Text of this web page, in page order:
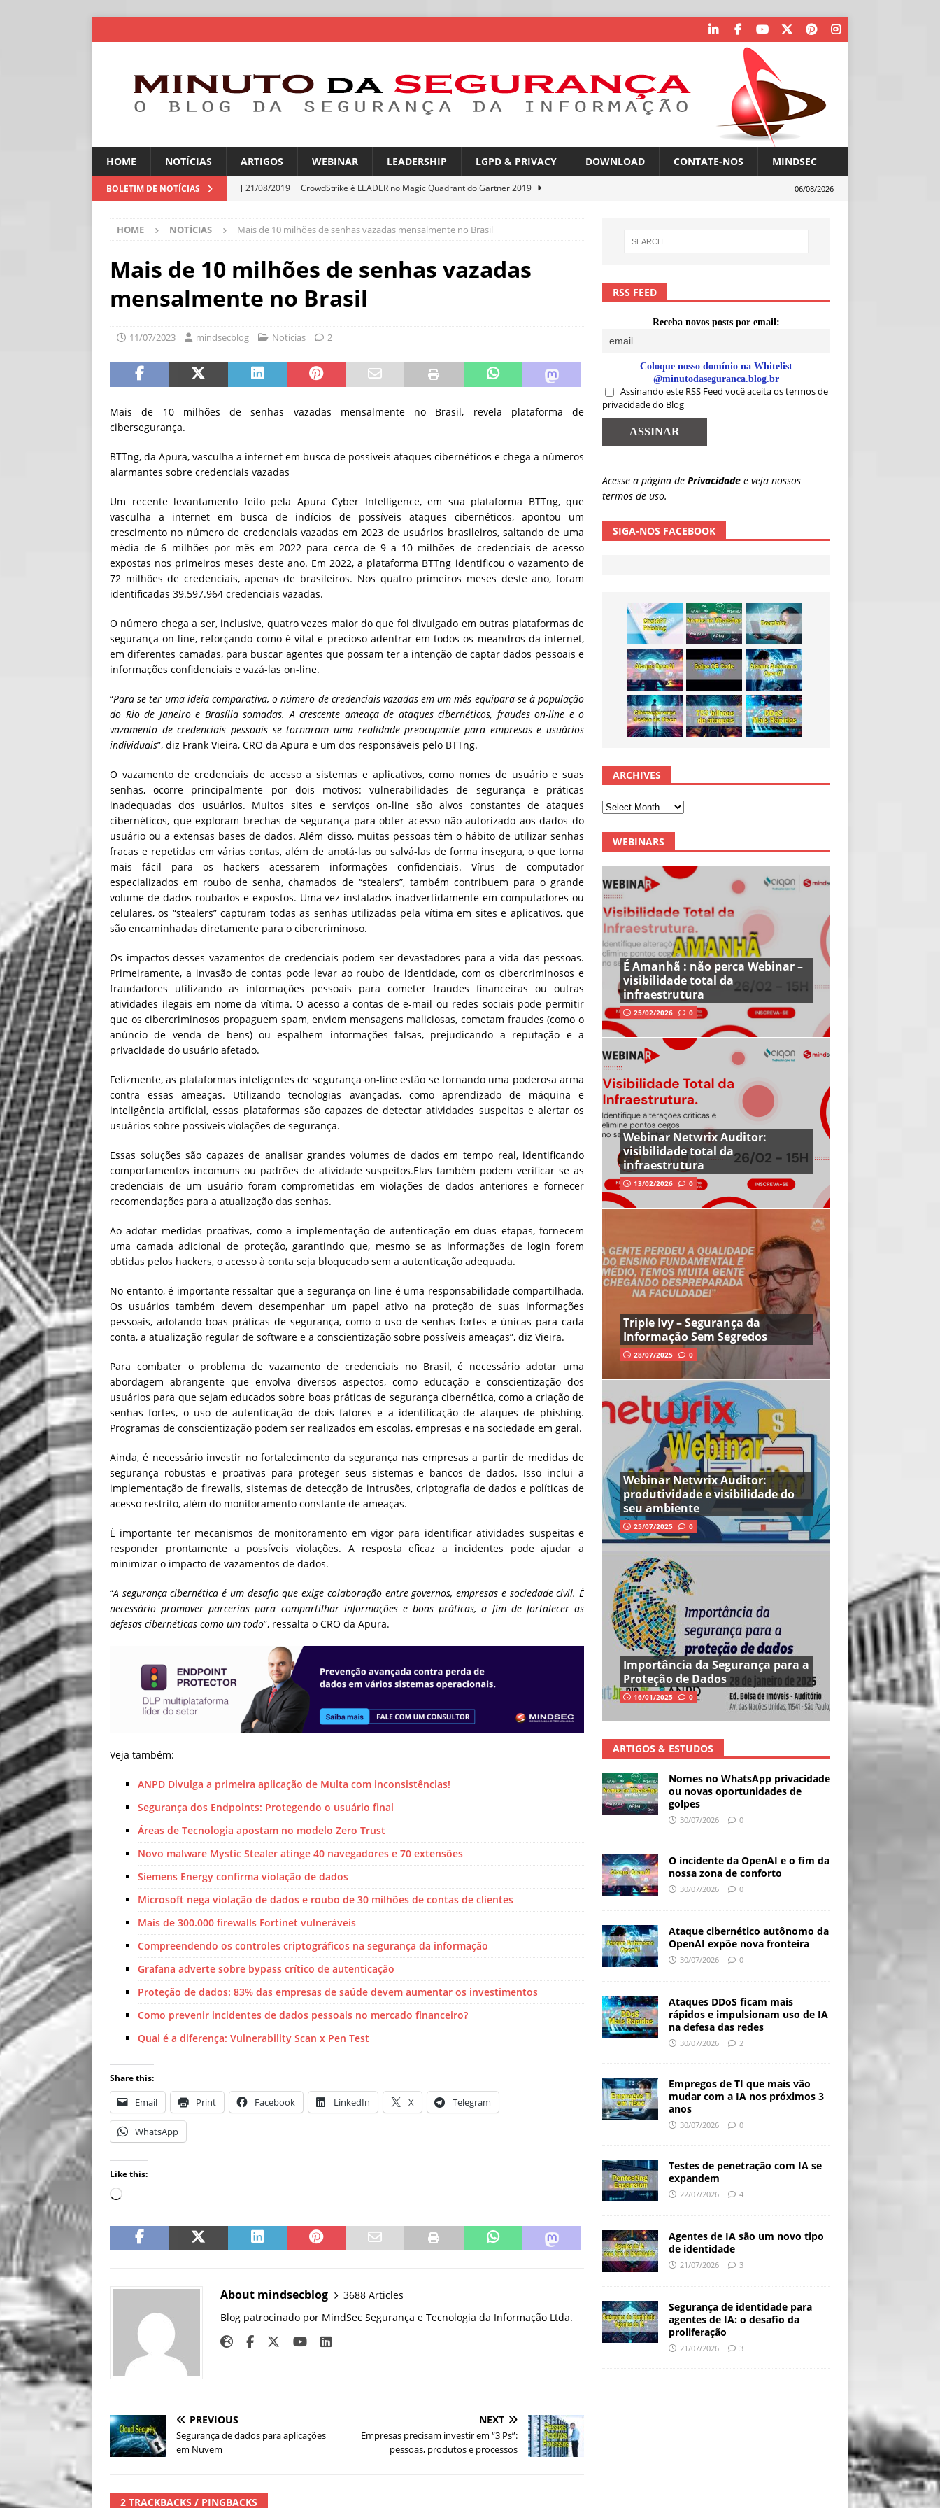
HOME NOTÍCIAS ARTIGOS WEBINAR LEADERSHIP LGPD & PRIVACY DOWNLOAD CONTATE-NOS MINDSEC
BOLETIM DE NOTÍCIAS [ 21/08/2019 ] CrowdStrike é LEADER no Magic Quadrant do Gartner 2019
[ 30/07/2026 ] ChatGPT entra na mira de campanhas de phishing
[ 30/07/2026 ]
Nomes no WhatsApp privacidade ou novas oportunidades de golpes
[ 30/07/2026 ]
Deepfakes já enganam 90% dos brasileiros no trabalho
[ 30/07/2026 ]
06/08/2026
HOME NOTÍCIAS Mais de 10 milhões de senhas vazadas mensalmente no Brasil
Mais de 10 milhões de senhas vazadas
mensalmente no Brasil
11/07/2023 mindsecblog Notícias 2
Mais de 10 milhões de senhas vazadas mensalmente no Brasil, revela plataforma de
cibersegurança.
BTTng, da Apura, vasculha a internet em busca de possíveis ataques cibernéticos e chega a números
alarmantes sobre credenciais vazadas
Um recente levantamento feito pela Apura Cyber Intelligence, em sua plataforma BTTng, que
vasculha a internet em busca de indícios de possíveis ataques cibernéticos, apontou um
crescimento no número de credenciais vazadas em 2023 de usuários brasileiros, saltando de uma
média de 6 milhões por mês em 2022 para cerca de 9 a 10 milhões de credenciais de acesso
expostas nos primeiros meses deste ano. Em 2022, a plataforma BTTng identificou o vazamento de
72 milhões de credenciais, apenas de brasileiros. Nos quatro primeiros meses deste ano, foram
identificadas 39.597.964 credenciais vazadas.
O número chega a ser, inclusive, quatro vezes maior do que foi divulgado em outras plataformas de
segurança on-line, reforçando como é vital e precioso adentrar em todos os meandros da internet,
em diferentes camadas, para buscar agentes que possam ter a intenção de captar dados pessoais e
informações confidenciais e vazá-las on-line.
“Para se ter uma ideia comparativa, o número de credenciais vazadas em um mês equipara-se à população
do Rio de Janeiro e Brasília somadas. A crescente ameaça de ataques cibernéticos, fraudes on-line e o
vazamento de credenciais pessoais se tornaram uma realidade preocupante para empresas e usuários
individuais”, diz Frank Vieira, CRO da Apura e um dos responsáveis pelo BTTng.
O vazamento de credenciais de acesso a sistemas e aplicativos, como nomes de usuário e suas
senhas, ocorre principalmente por dois motivos: vulnerabilidades de segurança e práticas
inadequadas dos usuários. Muitos sites e serviços on-line são alvos constantes de ataques
cibernéticos, que exploram brechas de segurança para obter acesso não autorizado aos dados do
usuário ou a extensas bases de dados. Além disso, muitas pessoas têm o hábito de utilizar senhas
fracas e repetidas em várias contas, além de anotá-las ou salvá-las de forma insegura, o que torna
mais fácil para os hackers acessarem informações confidenciais. Vírus de computador
especializados em roubo de senha, chamados de “stealers”, também contribuem para o grande
volume de dados roubados e expostos. Uma vez instalados inadvertidamente em computadores ou
celulares, os “stealers” capturam todas as senhas utilizadas pela vítima em sites e aplicativos, que
são encaminhadas diretamente para o cibercriminoso.
Os impactos desses vazamentos de credenciais podem ser devastadores para a vida das pessoas.
Primeiramente, a invasão de contas pode levar ao roubo de identidade, com os cibercriminosos e
fraudadores utilizando as informações pessoais para cometer fraudes financeiras ou outras
atividades ilegais em nome da vítima. O acesso a contas de e-mail ou redes sociais pode permitir
que os cibercriminosos propaguem spam, enviem mensagens maliciosas, cometam fraudes (como o
anúncio de venda de bens) ou espalhem informações falsas, prejudicando a reputação e a
privacidade do usuário afetado.
Felizmente, as plataformas inteligentes de segurança on-line estão se tornando uma poderosa arma
contra essas ameaças. Utilizando tecnologias avançadas, como aprendizado de máquina e
inteligência artificial, essas plataformas são capazes de detectar atividades suspeitas e alertar os
usuários sobre possíveis violações de segurança.
Essas soluções são capazes de analisar grandes volumes de dados em tempo real, identificando
comportamentos incomuns ou padrões de atividade suspeitos.Elas também podem verificar se as
credenciais de um usuário foram comprometidas em violações de dados anteriores e fornecer
recomendações para a atualização das senhas.
Ao adotar medidas proativas, como a implementação de autenticação em duas etapas, fornecem
uma camada adicional de proteção, garantindo que, mesmo se as informações de login forem
obtidas pelos hackers, o acesso à conta seja bloqueado sem a autenticação adequada.
No entanto, é importante ressaltar que a segurança on-line é uma responsabilidade compartilhada.
Os usuários também devem desempenhar um papel ativo na proteção de suas informações
pessoais, adotando boas práticas de segurança, como o uso de senhas fortes e únicas para cada
conta, a atualização regular de software e a conscientização sobre possíveis ameaças”, diz Vieira.
Para combater o problema de vazamento de credenciais no Brasil, é necessário adotar uma
abordagem abrangente que envolva diversos aspectos, como educação e conscientização dos
usuários para que sejam educados sobre boas práticas de segurança cibernética, como a criação de
senhas fortes, o uso de autenticação de dois fatores e a identificação de ataques de phishing.
Programas de conscientização podem ser realizados em escolas, empresas e na sociedade em geral.
Ainda, é necessário investir no fortalecimento da segurança nas empresas a partir de medidas de
segurança robustas e proativas para proteger seus sistemas e bancos de dados. Isso inclui a
implementação de firewalls, sistemas de detecção de intrusões, criptografia de dados e políticas de
acesso restrito, além do monitoramento constante de ameaças.
É importante ter mecanismos de monitoramento em vigor para identificar atividades suspeitas e
responder prontamente a possíveis violações. A resposta eficaz a incidentes pode ajudar a
minimizar o impacto de vazamentos de dados.
“A segurança cibernética é um desafio que exige colaboração entre governos, empresas e sociedade civil. É
necessário promover parcerias para compartilhar informações e boas práticas, a fim de fortalecer as
defesas cibernéticas como um todo”, ressalta o CRO da Apura.
Veja também:
ANPD Divulga a primeira aplicação de Multa com inconsistências!
Segurança dos Endpoints: Protegendo o usuário final
Áreas de Tecnologia apostam no modelo Zero Trust
Novo malware Mystic Stealer atinge 40 navegadores e 70 extensões
Siemens Energy confirma violação de dados
Microsoft nega violação de dados e roubo de 30 milhões de contas de clientes
Mais de 300.000 firewalls Fortinet vulneráveis
Compreendendo os controles criptográficos na segurança da informação
Grafana adverte sobre bypass crítico de autenticação
Proteção de dados: 83% das empresas de saúde devem aumentar os investimentos
Como prevenir incidentes de dados pessoais no mercado financeiro?
Qual é a diferença: Vulnerability Scan x Pen Test
Share this:
Email Print Facebook LinkedIn X Telegram
WhatsApp
Like this:
About mindsecblog
3688 Articles
Blog patrocinado por MindSec Segurança e Tecnologia da Informação Ltda.
PREVIOUS
Segurança de dados para aplicações
em Nuvem
NEXT
Empresas precisam investir em “3 Ps”:
pessoas, produtos e processos
2 TRACKBACKS / PINGBACKS
RSS FEED
Receba novos posts por email:
Coloque nosso domínio na Whitelist
@minutodaseguranca.blog.br
Assinando este RSS Feed você aceita os termos de
privacidade do Blog
Acesse a página de Privacidade e veja nossos
termos de uso.
SIGA-NOS FACEBOOK
ARCHIVES
WEBINARS
É Amanhã : não perca Webinar –
visibilidade total da
infraestrutura
25/02/2026 0
Webinar Netwrix Auditor:
visibilidade total da
infraestrutura
13/02/2026 0
Triple Ivy – Segurança da
Informação Sem Segredos
28/07/2025 0
Webinar Netwrix Auditor:
produtividade e visibilidade do
seu ambiente
25/07/2025 0
Importância da Segurança para a
Proteção de Dados
16/01/2025 0
ARTIGOS & ESTUDOS
Nomes no WhatsApp privacidade
ou novas oportunidades de
golpes
30/07/2026 0
O incidente da OpenAI e o fim da
nossa zona de conforto
30/07/2026 0
Ataque cibernético autônomo da
OpenAI expõe nova fronteira
30/07/2026 0
Ataques DDoS ficam mais
rápidos e impulsionam uso de IA
na defesa das redes
30/07/2026 2
Empregos de TI que mais vão
mudar com a IA nos próximos 3
anos
30/07/2026 0
Testes de penetração com IA se
expandem
22/07/2026 4
Agentes de IA são um novo tipo
de identidade
21/07/2026 3
Segurança de identidade para
agentes de IA: o desafio da
proliferação
21/07/2026 3